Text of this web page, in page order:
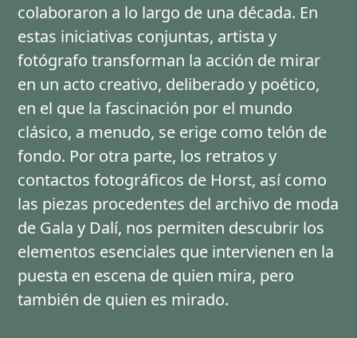
colaboraron a lo largo de una década. En
estas iniciativas conjuntas, artista y
fotógrafo transforman la acción de mirar
en un acto creativo, deliberado y poético,
en el que la fascinación por el mundo
clásico, a menudo, se erige como telón de
fondo. Por otra parte, los retratos y
contactos fotográficos de Horst, así como
las piezas procedentes del archivo de moda
de Gala y Dalí, nos permiten descubrir los
elementos esenciales que intervienen en la
puesta en escena de quien mira, pero
también de quien es mirado.